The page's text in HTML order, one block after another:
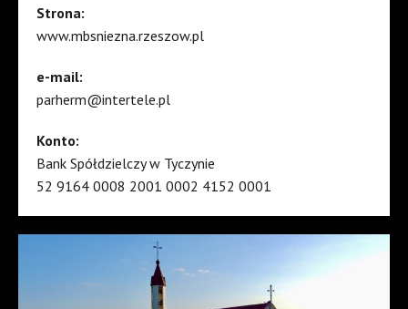
Strona:
www.mbsniezna.rzeszow.pl
e-mail:
parherm@intertele.pl
Konto:
Bank Spółdzielczy w Tyczynie
52 9164 0008 2001 0002 4152 0001